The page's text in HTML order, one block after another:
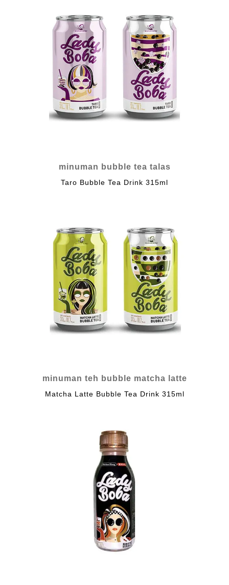
minuman bubble tea talas
Taro Bubble Tea Drink 315ml
minuman teh bubble matcha latte
Matcha Latte Bubble Tea Drink 315ml